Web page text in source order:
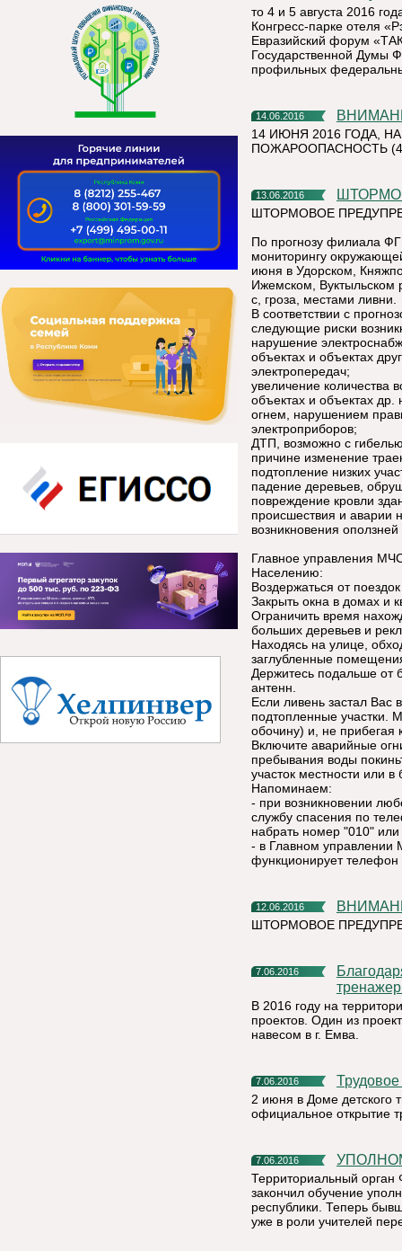
то 4 и 5 августа 2016
Конгресс-парке отеля
Евразийский форум
Государственной Думы
профильных
14.06.2016
14 ИЮНЯ 2016 ГОДА,
ПОЖАРООПАСНОСТЬ
13.06.2016
ШТОРМОВОЕ
По прогнозу филиала
мониторингу
июня в Удорском,
Ижемском, Вуктыльском
с, гроза, местами ливни.
В соответствии с
следующие риски
нарушение
объектах и объектах
электропередач;
увеличение количества
объектах и объектах
огнем, нарушением
электроприборов;
ДТП, возможно с
причине изменение
подтопление низких
падение деревьев,
повреждение кровли
происшествия и аварии
возникновения оползней
Главное управления
Населению:
Воздержаться от
Закрыть окна в домах и
Ограничить время
больших деревьев и
Находясь на улице,
заглубленные
Держитесь подальше от
антенн.
Если ливень застал Вас
подтопленные участки.
обочину) и, не прибегая
Включите аварийные
пребывания воды
участок местности или
Напоминаем:
- при возникновении
службу спасения по
набрать номер "010"
- в Главном управлении
функционирует
12.06.2016
ШТОРМОВОЕ
7.06.2016
Благодаря малому проекту в Емве появится уличный
В 2016 году на
проектов. Один из
навесом в г. Емва.
7.06.2016
2 июня в Доме детского
официальное открытие
7.06.2016
Территориальный орган
закончил обучение
республики. Теперь
уже в роли учителей